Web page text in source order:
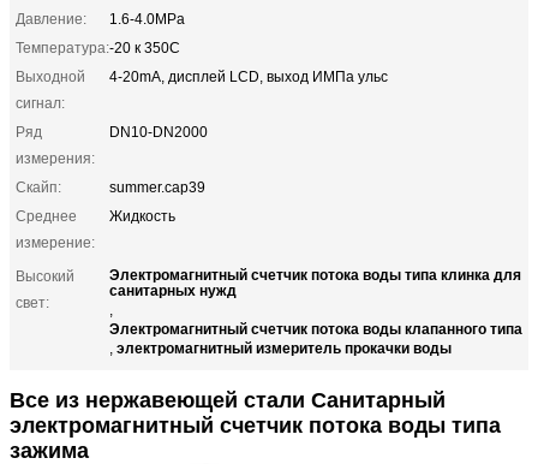
Давление:
1.6-4.0MPa
Температура:-20 к 350C
Выходной
сигнал:
4-20mA, дисплей LCD, выход ИМПа ульс
Ряд
измерения:
DN10-DN2000
Скайп:
summer.cap39
Среднее
измерение:
Жидкость
Высокий
свет:
Электромагнитный счетчик потока воды типа клинка для
санитарных нужд
,
Электромагнитный счетчик потока воды клапанного типа
, электромагнитный измеритель прокачки воды
Все из нержавеющей стали Санитарный
электромагнитный счетчик потока воды типа
зажима